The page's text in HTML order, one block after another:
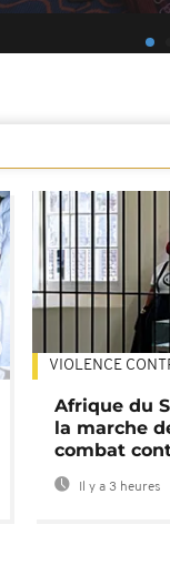
VIOLENCE
Afrique du
la marche
combat
Il y a 3 heures